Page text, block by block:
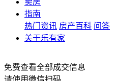
卖房
指南
热门资讯 房产百科 问答
关于乐有家
免费查看全部成交信息
请使用微信扫码